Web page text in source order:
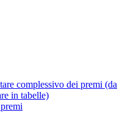
complessivo dei premi (da
in tabelle)